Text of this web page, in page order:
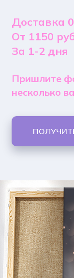
Доставка
От 1150
За 1-2 дня
Пришлите
несколько